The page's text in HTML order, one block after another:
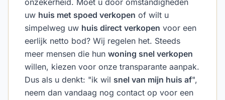
onzekerheid. Moet u door omstandigheden
uw huis met spoed verkopen of wilt u
simpelweg uw huis direct verkopen voor een
eerlijk netto bod? Wij regelen het. Steeds
meer mensen die hun woning snel verkopen
willen, kiezen voor onze transparante aanpak.
Dus als u denkt: "ik wil snel van mijn huis af",
neem dan vandaag nog contact op voor een